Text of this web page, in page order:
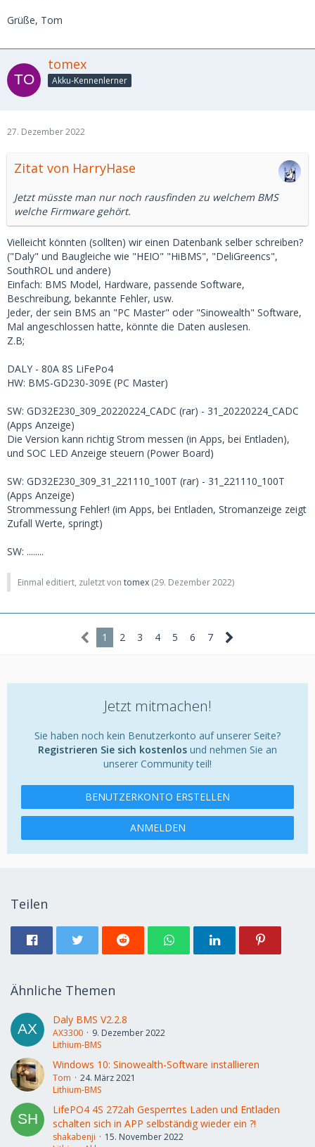
Grüße, Tom
tomex
Akku-Kennenlerner
27. Dezember 2022
Zitat von HarryHase
Jetzt müsste man nur noch rausfinden zu welchem BMS
welche Firmware gehört.
Vielleicht könnten (sollten) wir einen Datenbank selber schreiben?
("Daly" und Baugleiche wie "HEIO" "HiBMS", "DeliGreencs",
SouthROL und andere)
Einfach: BMS Model, Hardware, passende Software,
Beschreibung, bekannte Fehler, usw.
Jeder, der sein BMS an "PC Master" oder "Sinowealth" Software,
Mal angeschlossen hatte, könnte die Daten auslesen.
Z.B;
DALY - 80A 8S LiFePo4
HW: BMS-GD230-309E (PC Master)
SW: GD32E230_309_20220224_CADC (rar) - 31_20220224_CADC
(Apps Anzeige)
Die Version kann richtig Strom messen (in Apps, bei Entladen),
und SOC LED Anzeige steuern (Power Board)
SW: GD32E230_309_31_221110_100T (rar) - 31_221110_100T
(Apps Anzeige)
Strommessung Fehler! (im Apps, bei Entladen, Stromanzeige zeigt
Zufall Werte, springt)
SW: ........
Einmal editiert, zuletzt von tomex (29. Dezember 2022)
1 2 3 4 5 6 7
Jetzt mitmachen!
Sie haben noch kein Benutzerkonto auf unserer Seite?
Registrieren Sie sich kostenlos und nehmen Sie an
unserer Community teil!
BENUTZERKONTO ERSTELLEN
ANMELDEN
Teilen
Ähnliche Themen
Daly BMS V2.2.8
AX3300
9. Dezember 2022
Lithium-BMS
Windows 10: Sinowealth-Software installieren
Tom
24. März 2021
Lithium-BMS
LifePO4 4S 272ah Gesperrtes Laden und Entladen
schalten sich in APP selbständig wieder ein ?!
shakabenji
15. November 2022